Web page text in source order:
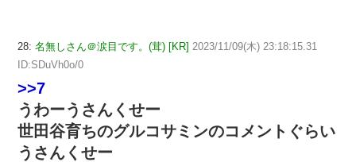
28: 名無しさん＠涙目です。(茸) [KR] 2023/11/09(木) 23:18:15.31
ID:SDuVh0o/0
>>7
うわーうさんくせー
世田谷育ちのグルコサミンのコメントぐらい
うさんくせー